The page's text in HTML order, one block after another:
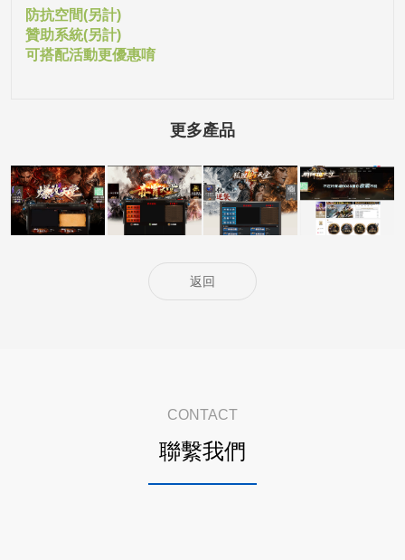
防抗空間(另計)
贊助系統(另計)
可搭配活動更優惠唷
更多產品
5000客戶展示案
例15
5000客戶展示案
例14
5000客戶展示案
例13
15000客戶展示
案例6
返回
CONTACT
聯繫我們